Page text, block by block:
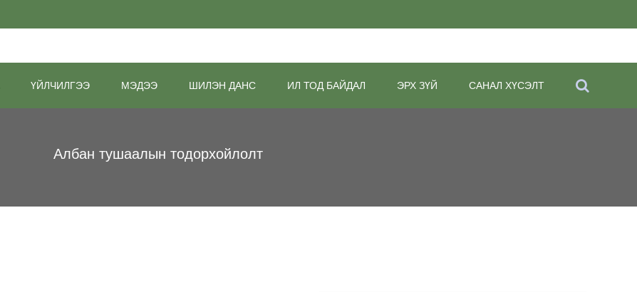
ҮЙЛЧИЛГЭЭ МЭДЭЭ ШИЛЭН ДАНС ИЛ ТОД БАЙДАЛ ЭРХ ЗҮЙ САНАЛ ХҮСЭЛТ
Албан тушаалын тодорхойлолт